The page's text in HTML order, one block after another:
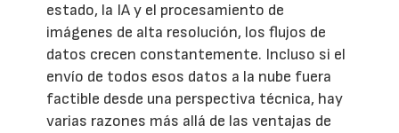
estado, la IA y el procesamiento de
imágenes de alta resolución, los flujos de
datos crecen constantemente. Incluso si el
envío de todos esos datos a la nube fuera
factible desde una perspectiva técnica, hay
varias razones más allá de las ventajas de